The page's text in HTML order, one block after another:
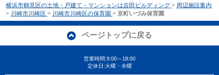
横浜市鶴見区の土地・戸建て・マンションは吉田ビルディング > 周辺施設案内
> 川崎市川崎区 > 川崎市川崎区の保育園 > 京町いづみ保育園
ページトップに戻る
営業時間:9:00～18:00
定休日:火曜・水曜